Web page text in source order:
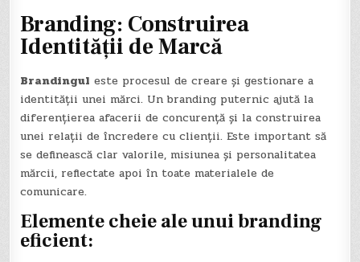
Branding: Construirea
Identității de Marcă
Brandingul este procesul de creare și gestionare a
identității unei mărci. Un branding puternic ajută la
diferențierea afacerii de concurență și la construirea
unei relații de încredere cu clienții. Este important să
se definească clar valorile, misiunea și personalitatea
mărcii, reflectate apoi în toate materialele de
comunicare.
Elemente cheie ale unui branding
eficient: